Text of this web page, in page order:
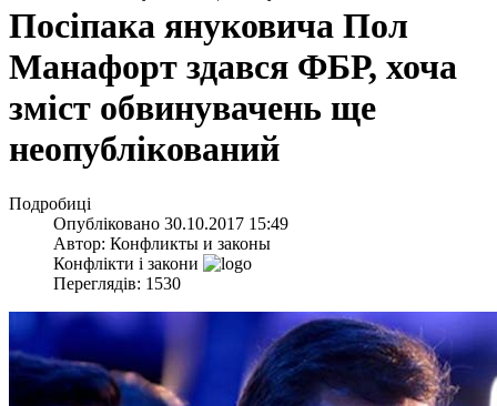
​Посіпака януковича Пол
Манафорт здався ФБР, хоча
зміст обвинувачень ще
неопублікований
Подробиці
Опубліковано 30.10.2017 15:49
Автор: Конфликты и законы
Конфлікти і закони
Переглядів: 1530